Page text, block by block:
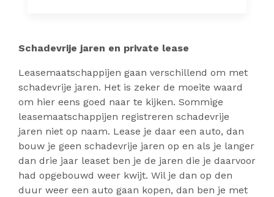
Schadevrije jaren en private lease
Leasemaatschappijen gaan verschillend om met
schadevrije jaren. Het is zeker de moeite waard
om hier eens goed naar te kijken. Sommige
leasemaatschappijen registreren schadevrije
jaren niet op naam. Lease je daar een auto, dan
bouw je geen schadevrije jaren op en als je langer
dan drie jaar leaset ben je de jaren die je daarvoor
had opgebouwd weer kwijt. Wil je dan op den
duur weer een auto gaan kopen, dan ben je met